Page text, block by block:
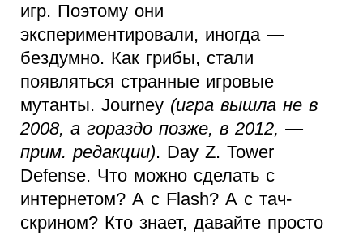
игр. Поэтому они
экспериментировали, иногда —
бездумно. Как грибы, стали
появляться странные игровые
мутанты. Journey (игра вышла не в
2008, а гораздо позже, в 2012, —
прим. редакции). Day Z. Tower
Defense. Что можно сделать с
интернетом? А с Flash? А с тач-
скрином? Кто знает, давайте просто